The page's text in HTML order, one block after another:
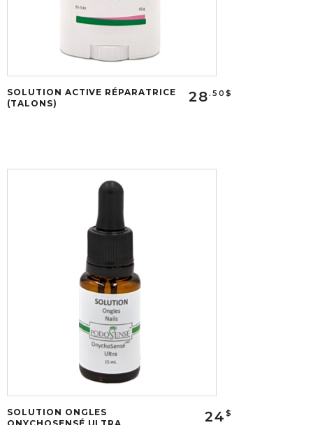
SOLUTION ACTIVE RÉPARATRICE
(TALONS)
28.50$
SOLUTION ONGLES
24 $